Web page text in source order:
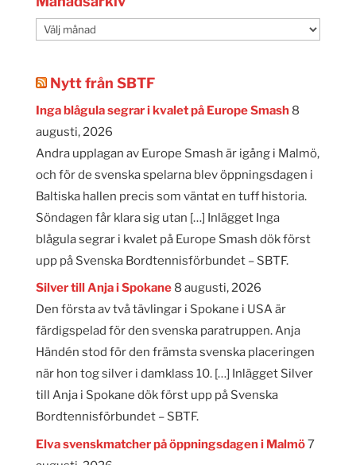
Månadsarkiv
Nytt från SBTF
Inga blågula segrar i kvalet på Europe Smash 8
augusti, 2026
Andra upplagan av Europe Smash är igång i Malmö,
och för de svenska spelarna blev öppningsdagen i
Baltiska hallen precis som väntat en tuff historia.
Söndagen får klara sig utan […] Inlägget Inga
blågula segrar i kvalet på Europe Smash dök först
upp på Svenska Bordtennisförbundet – SBTF.
Silver till Anja i Spokane 8 augusti, 2026
Den första av två tävlingar i Spokane i USA är
färdigspelad för den svenska paratruppen. Anja
Händén stod för den främsta svenska placeringen
när hon tog silver i damklass 10. […] Inlägget Silver
till Anja i Spokane dök först upp på Svenska
Bordtennisförbundet – SBTF.
Elva svenskmatcher på öppningsdagen i Malmö7